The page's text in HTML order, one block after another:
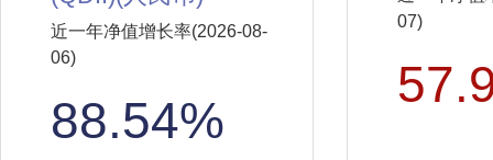
近一年净值增长率(2026-08-
06)
88.54%
07)